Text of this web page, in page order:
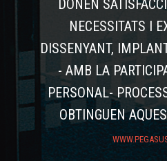
DONEN
NECESSITATS I
DISSENYANT,
- AMB LA
PERSONAL-
OBTINGUEN